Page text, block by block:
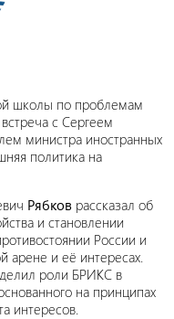
школы по проблемам
с Сергеем
министра иностранных
политика на
Рябков рассказал об
и становлении
России и
арене и её интересах.
роли БРИКС в
на принципах
интересов.